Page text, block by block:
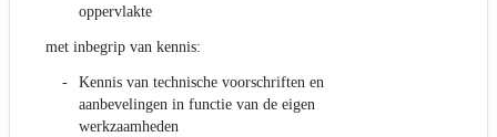
oppervlakte
met inbegrip van kennis:
Kennis van technische voorschriften en
aanbevelingen in functie van de eigen
werkzaamheden